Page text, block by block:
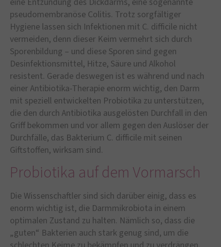
pseudomembranöse Colitis. Trotz sorgfältiger
Hygiene lassen sich Infektionen mit C. difficile nicht
vermeiden, denn dieser Keim vermehrt sich durch
Sporenbildung – und diese Sporen sind gegen
Desinfektionsmittel, Hitze, Säure und Alkohol
resistent. Gerade deswegen ist es während und nach
einer Antibiotika-Therapie enorm wichtig, den Darm
mit speziell entwickelten Probiotika zu unterstützen,
die den durch Antibiotika ausgelösten Durchfall in den
Griff bekommen und vor allem gegen den Auslöser der
Durchfälle, das Bakterium C. difficile mit seinen
Giftstoffen, wirksam sind.
Probiotika auf dem Vormarsch
Die Wissenschaftler sind sich darüber einig, dass es
enorm wichtig ist, die Darmmikrobiota in einem
optimalen Zustand zu halten. Nämlich so, dass die
„guten“ Bakterien auch stark genug sind, um die